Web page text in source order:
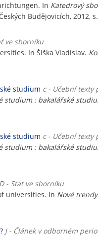
In Katedrový
Budějovicích, 2012,
ve sborníku
In Šiška Vladislav.
studium c - Učební texty
studium : bakalářské
studium c - Učební texty
studium : bakalářské
D - Stať ve sborníku
universities. In Nové
J - Článek v odborném